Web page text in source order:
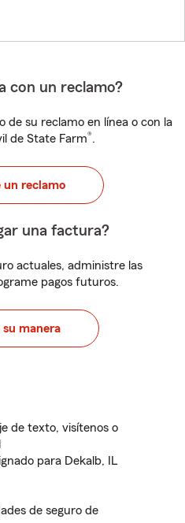
con un reclamo?
de su reclamo en línea o con la
de State Farm®.
un reclamo
una factura?
actuales, administre las
pagos futuros.
su manera
de texto, visítenos o
para Dekalb, IL
de seguro de